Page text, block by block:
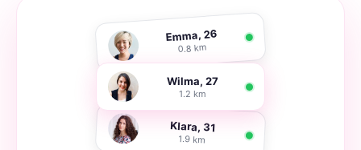
Emma, 26
0.8 km
Wilma, 27
1.2 km
Klara, 31
1.9 km